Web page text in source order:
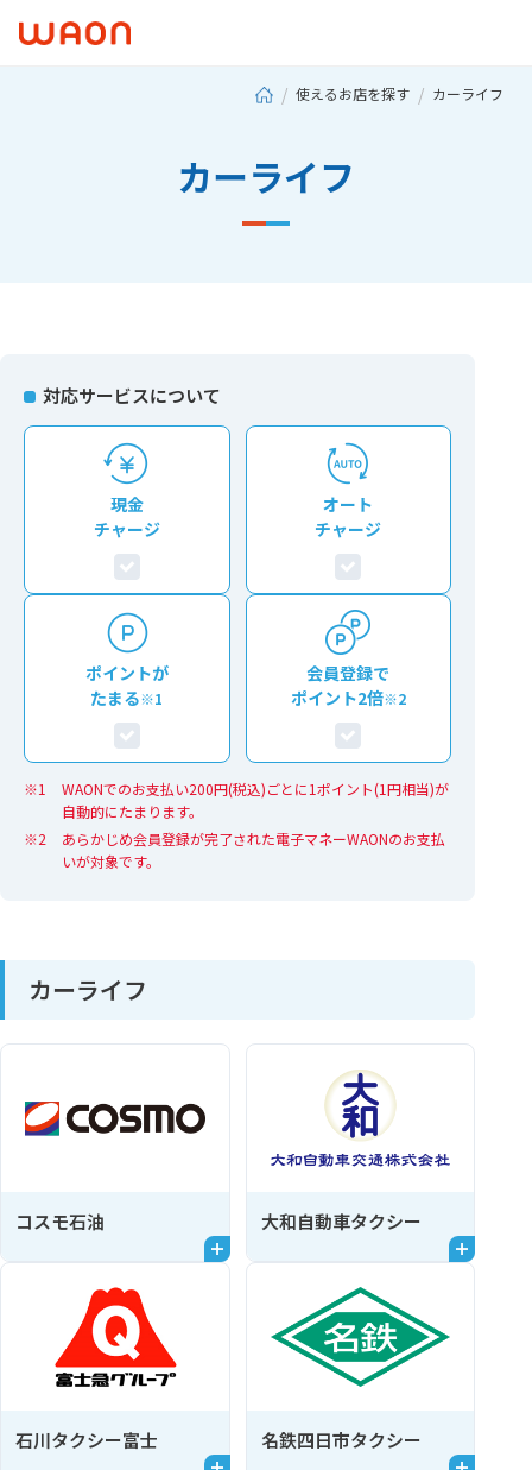
使えるお店を探す カーライフ
カーライフ
対応サービスについて
現⾦
チャージ
オート
チャージ
ポイントが
たまる※1
会員登録で
ポイント2倍※2
WAONでのお支払い200円(税込)ごとに1ポイント(1円相当)が
自動的にたまります。
あらかじめ会員登録が完了された電子マネーWAONのお支払
いが対象です。
カーライフ
コスモ石油 大和自動車タクシー
石川タクシー富士 名鉄四日市タクシー